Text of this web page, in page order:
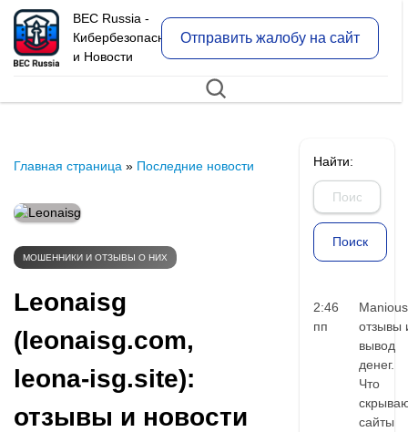
BEC Russia -
Кибербезопасность
и Новости
Отправить жалобу на сайт
Главная страница » Последние новости
МОШЕННИКИ И ОТЗЫВЫ О НИХ
Leonaisg
(leonaisg.com,
leona-isg.site):
отзывы и новости
Найти:
2:46
пп
Manious
отзывы
вывод
денег.
Что
сайты